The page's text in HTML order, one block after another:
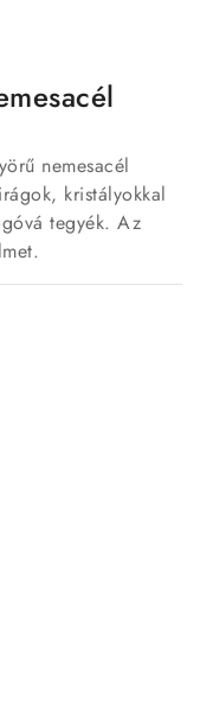
nemesacél
kristályokkal
tegyék. Az